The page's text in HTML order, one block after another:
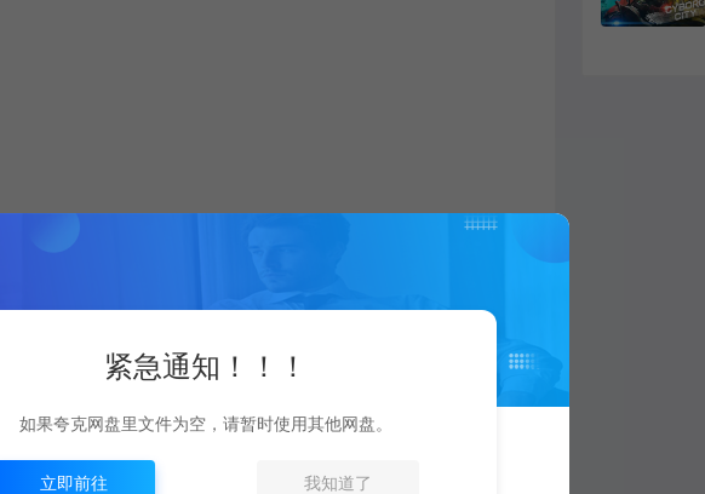
紧急通知！！！
如果夸克网盘里文件为空，请暂时使用其他网盘。
立即前往 我知道了